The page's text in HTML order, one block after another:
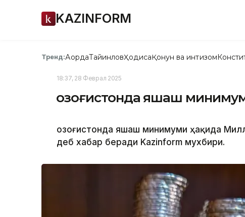
KAZINFORM
Тренд:АқордаТайинловҲодисаҚонун ва интизом
18:37, 28 Феврал 2025
Қозоғистонда яшаш
Қозоғистонда яшаш минимуми ҳақида
деб хабар беради Kazinform мухбири.